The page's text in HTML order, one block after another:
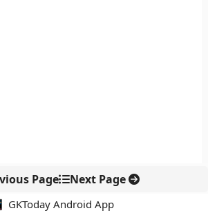
Page Next Page
GKToday Android App